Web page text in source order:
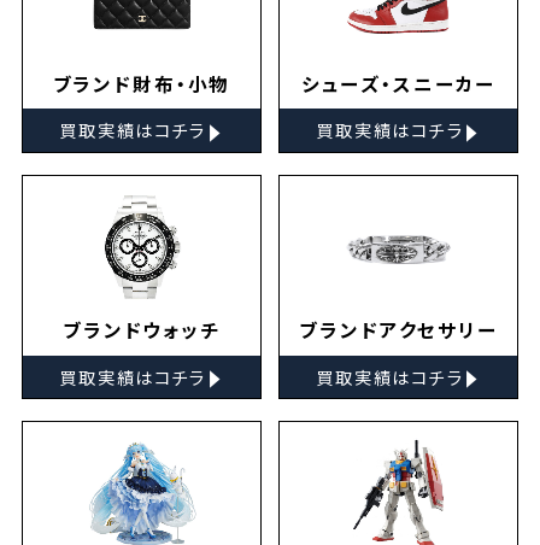
ブランド財布・小物
買取実績はコチラ ▸
シューズ・スニーカー
買取実績はコチラ ▸
ブランドウォッチ
買取実績はコチラ ▸
ブランドアクセサリー
買取実績はコチラ ▸